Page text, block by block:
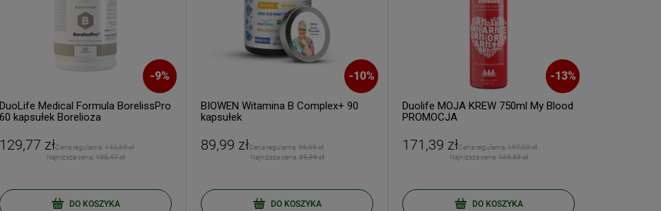
-9%
DuoLife Medical Formula BorelissPro
60 kapsułek Borelioza
129,77 złCena regularna: 142,60 zł
Najniższa cena: 135,47 zł
DO KOSZYKA
-10%
BIOWEN Witamina B Complex+ 90
kapsułek
89,99 złCena regularna: 99,99 zł
Najniższa cena: 89,99 zł
DO KOSZYKA
-13%
Duolife MOJA KREW 750ml My Blood
PROMOCJA
171,39 złCena regularna: 197,00 zł
Najniższa cena: 169,89 zł
DO KOSZYKA